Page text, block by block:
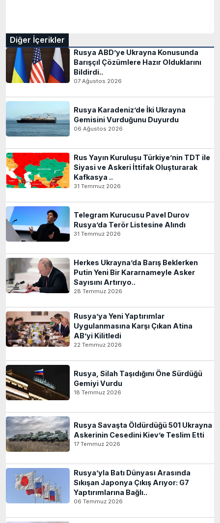
Diğer İçerikler
Rusya ABD’ye Ukrayna Konusunda
Barışçıl Çözümlere Hazır Olduklarını
Bildirdi..
07 Ağustos 2026
Rusya Karadeniz’de İki Ukrayna
Gemisini Vurduğunu Duyurdu
06 Ağustos 2026
Rus Yayın Kuruluşu Türkiye’nin TDT ile
Siyasi ve Askeri İttifak Oluşturarak
Kafkasya ..
31 Temmuz 2026
Telegram Kurucusu Pavel Durov
Rusya’da Terör Listesine Alındı
31 Temmuz 2026
Herkes Ukrayna’da Barış Beklerken
Putin Yeni Bir Kararnameyle Asker
Sayısını Artırıyo..
28 Temmuz 2026
Rusya’ya Yeni Yaptırımlar
Uygulanmasına Karşı Çıkan Atina
AB’yi Kilitledi
22 Temmuz 2026
Rusya, Silah Taşıdığını Öne Sürdüğü
Gemiyi Vurdu
18 Temmuz 2026
Rusya Savaşta Öldürdüğü 501 Ukrayna
Askerinin Cesedini Kiev’e Teslim Etti
17 Temmuz 2026
Rusya’yla Batı Dünyası Arasında
Sıkışan Japonya Çıkış Arıyor: G7
Yaptırımlarına Bağlı..
06 Temmuz 2026